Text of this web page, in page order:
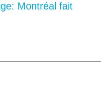
Montréal fait